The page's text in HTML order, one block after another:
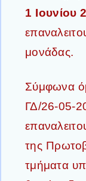
1 Ιουνίου
μονάδας.
Σύμφωνα
ΓΔ/26-05-
της
τμήματα